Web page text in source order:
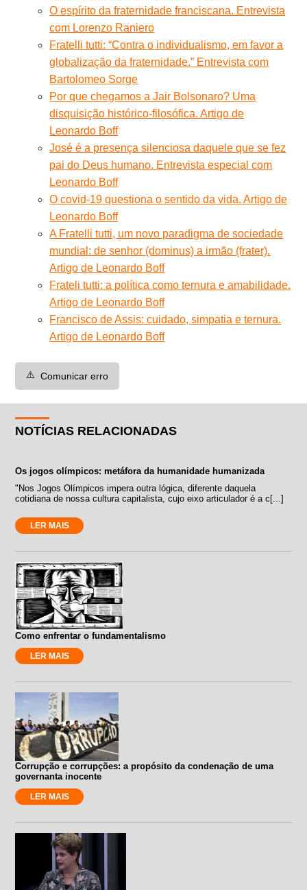
O espírito da fraternidade franciscana. Entrevista
com Lorenzo Raniero
Fratelli tutti: “Contra o individualismo, em favor a
globalização da fraternidade.” Entrevista com
Bartolomeo Sorge
Por que chegamos a Jair Bolsonaro? Uma
disquisição histórico-filosófica. Artigo de
Leonardo Boff
José é a presença silenciosa daquele que se fez
pai do Deus humano. Entrevista especial com
Leonardo Boff
O covid-19 questiona o sentido da vida. Artigo de
Leonardo Boff
A Fratelli tutti, um novo paradigma de sociedade
mundial: de senhor (dominus) a irmão (frater).
Artigo de Leonardo Boff
Frateli tutti: a política como ternura e amabilidade.
Artigo de Leonardo Boff
Francisco de Assis: cuidado, simpatia e ternura.
Artigo de Leonardo Boff
⚠️ Comunicar erro
NOTÍCIAS RELACIONADAS
Os jogos olímpicos: metáfora da humanidade humanizada
"Nos Jogos Olímpicos impera outra lógica, diferente daquela
cotidiana de nossa cultura capitalista, cujo eixo articulador é a c[...]
LER MAIS
Como enfrentar o fundamentalismo
LER MAIS
Corrupção e corrupções: a propósito da condenação de uma
governanta inocente
LER MAIS